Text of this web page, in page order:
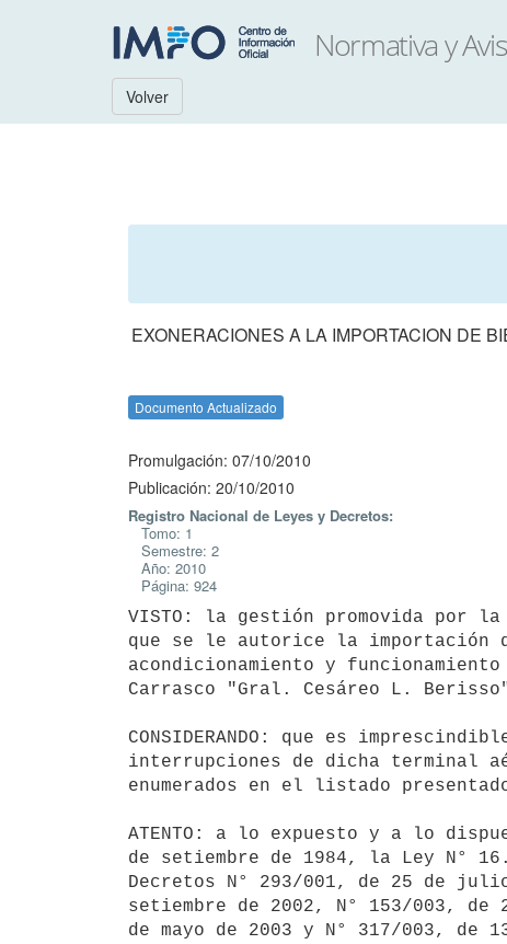
Volver
EXONERACIONES A LA IMPORTACION DE
Documento Actualizado
Promulgación: 07/10/2010
Publicación: 20/10/2010
Registro Nacional de Leyes y Decretos:
Tomo: 1
Semestre: 2
Año: 2010
Página: 924
VISTO: la gestión promovida por
que se le autorice la importación
acondicionamiento y
Carrasco "Gral. Cesáreo L.
CONSIDERANDO: que es
interrupciones de dicha terminal
enumerados en el listado
ATENTO: a lo expuesto y a lo
de setiembre de 1984, la Ley N°
Decretos N° 293/001, de 25 de
setiembre de 2002, N° 153/003,
de mayo de 2003 y N° 317/003, de